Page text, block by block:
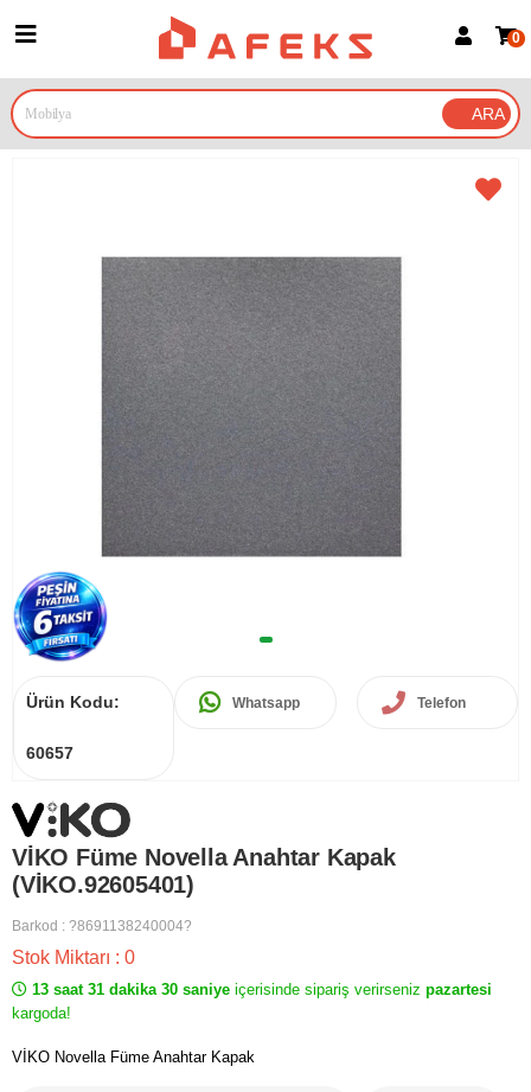
Google İle Bağlan
0
Ürün Kodu:
60657
Whatsapp Telefon
VİKO Füme Novella Anahtar Kapak
(VİKO.92605401)
Barkod : ?8691138240004?
Stok Miktarı : 0
13 saat 31 dakika 30 saniye içerisinde sipariş verirseniz pazartesi
kargoda!
VİKO Novella Füme Anahtar Kapak